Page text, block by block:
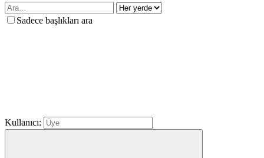
Sadece başlıkları ara
Kullanıcı: